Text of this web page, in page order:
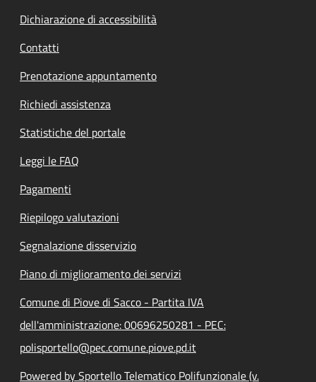
Dichiarazione di accessibilità
Contatti
Prenotazione appuntamento
Richiedi assistenza
Statistiche del portale
Leggi le FAQ
Pagamenti
Riepilogo valutazioni
Segnalazione disservizio
Piano di miglioramento dei servizi
Comune di Piove di Sacco - Partita IVA
dell'amministrazione: 00696250281 - PEC:
polisportello@pec.comune.piove.pd.it
Powered by Sportello Telematico Polifunzionale (v.